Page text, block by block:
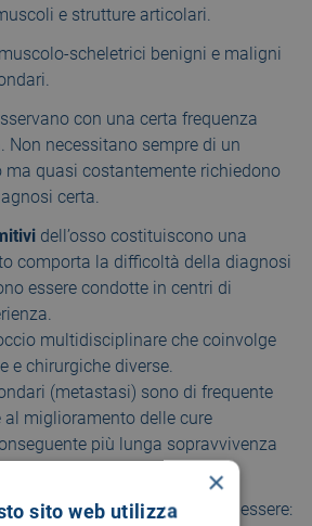
e strutture articolari.
scheletrici benigni e maligni
con una certa frequenza
Non necessitano sempre di un
ma quasi costantemente richiedono
certa.
dell’osso costituiscono una
comporta la difficoltà della diagnosi
essere condotte in centri di
multidisciplinare che coinvolge
e chirurgiche diverse.
(metastasi) sono di frequente
al miglioramento delle cure
più lunga sopravvivenza
ortopedica in oncologia
può essere:
×
sito web utilizza